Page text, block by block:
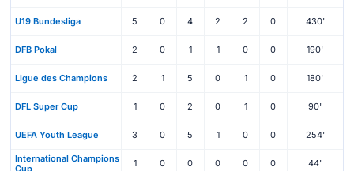
U19 Bundesliga 5 0 4 2 2 0 430'
DFB Pokal 2 0 1 1 0 0 190'
Ligue des Champions 2 1 5 0 1 0 180'
DFL Super Cup 1 0 2 0 1 0 90'
UEFA Youth League 3 0 5 1 0 0 254'
International Champions
Cup
1 0 0 0 0 0 44'